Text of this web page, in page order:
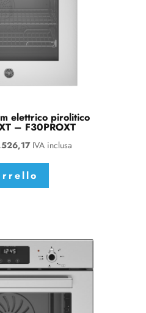
elettrico pirolitico
– F30PROXT
IVA inclusa